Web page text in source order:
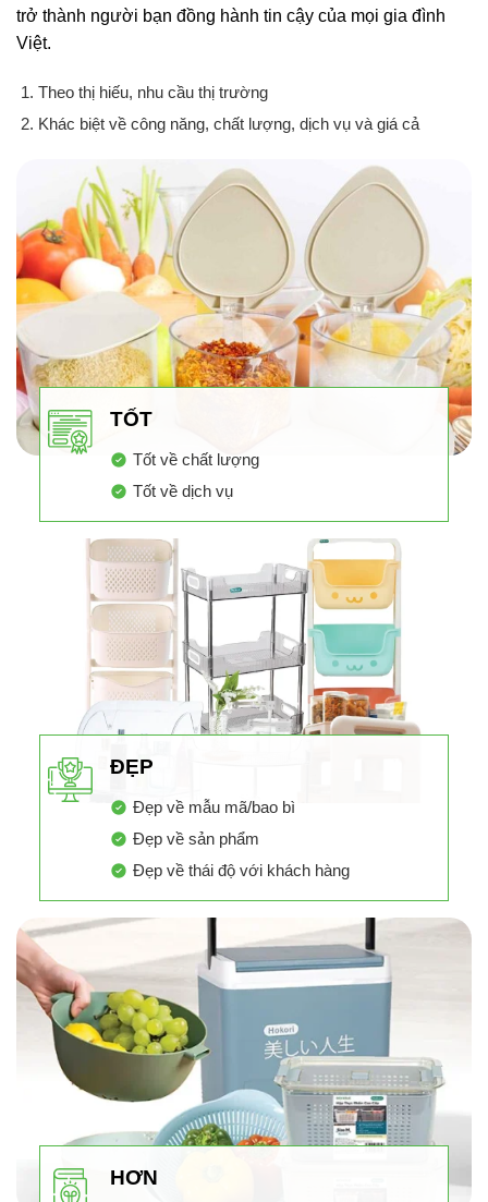
trở thành người bạn đồng hành tin cậy của mọi gia đình
Việt.
Theo thị hiếu, nhu cầu thị trường
Khác biệt về công năng, chất lượng, dịch vụ và giá cả
TỐT
Tốt về chất lượng
Tốt về dịch vụ
ĐẸP
Đẹp về mẫu mã/bao bì
Đẹp về sản phẩm
Đẹp về thái độ với khách hàng
HƠN